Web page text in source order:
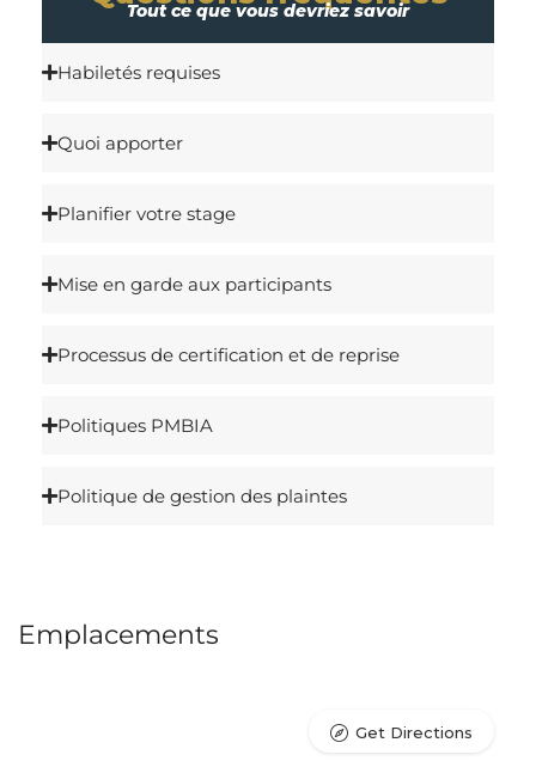
Tout ce que vous devriez savoir
Habiletés requises
Quoi apporter
Planifier votre stage
Mise en garde aux participants
Processus de certification et de reprise
Politiques PMBIA
Politique de gestion des plaintes
Emplacements
Get Directions